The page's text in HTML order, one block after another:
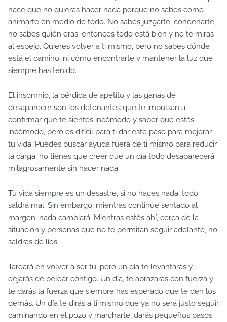
hace que no quieras hacer nada porque no sabes cómo
animarte en medio de todo. No sabes juzgarte, condenarte,
no sabes quién eras, entonces todo está bien y no te miras
al espejo. Quieres volver a ti mismo, pero no sabes dónde
está el camino, ni cómo encontrarte y mantener la luz que
siempre has tenido.
El insomnio, la pérdida de apetito y las ganas de
desaparecer son los detonantes que te impulsan a
confirmar que te sientes incómodo y saber que estás
incómodo, pero es difícil para ti dar este paso para mejorar
tu vida. Puedes buscar ayuda fuera de ti mismo para reducir
la carga, no tienes que creer que un día todo desaparecerá
milagrosamente sin hacer nada.
Tu vida siempre es un desastre, si no haces nada, todo
saldrá mal. Sin embargo, mientras continúe sentado al
margen, nada cambiará. Mientras estés ahí, cerca de la
situación y personas que no te permitan seguir adelante, no
saldrás de líos.
Tardará en volver a ser tú, pero un día te levantarás y
dejarás de pelear contigo. Un día, te abrazarás con fuerza y ​​
te darás la fuerza que siempre has esperado que te den los
demás. Un día te dirás a ti mismo que ya no será justo seguir
caminando en el pozo y marcharte, darás pequeños pasos